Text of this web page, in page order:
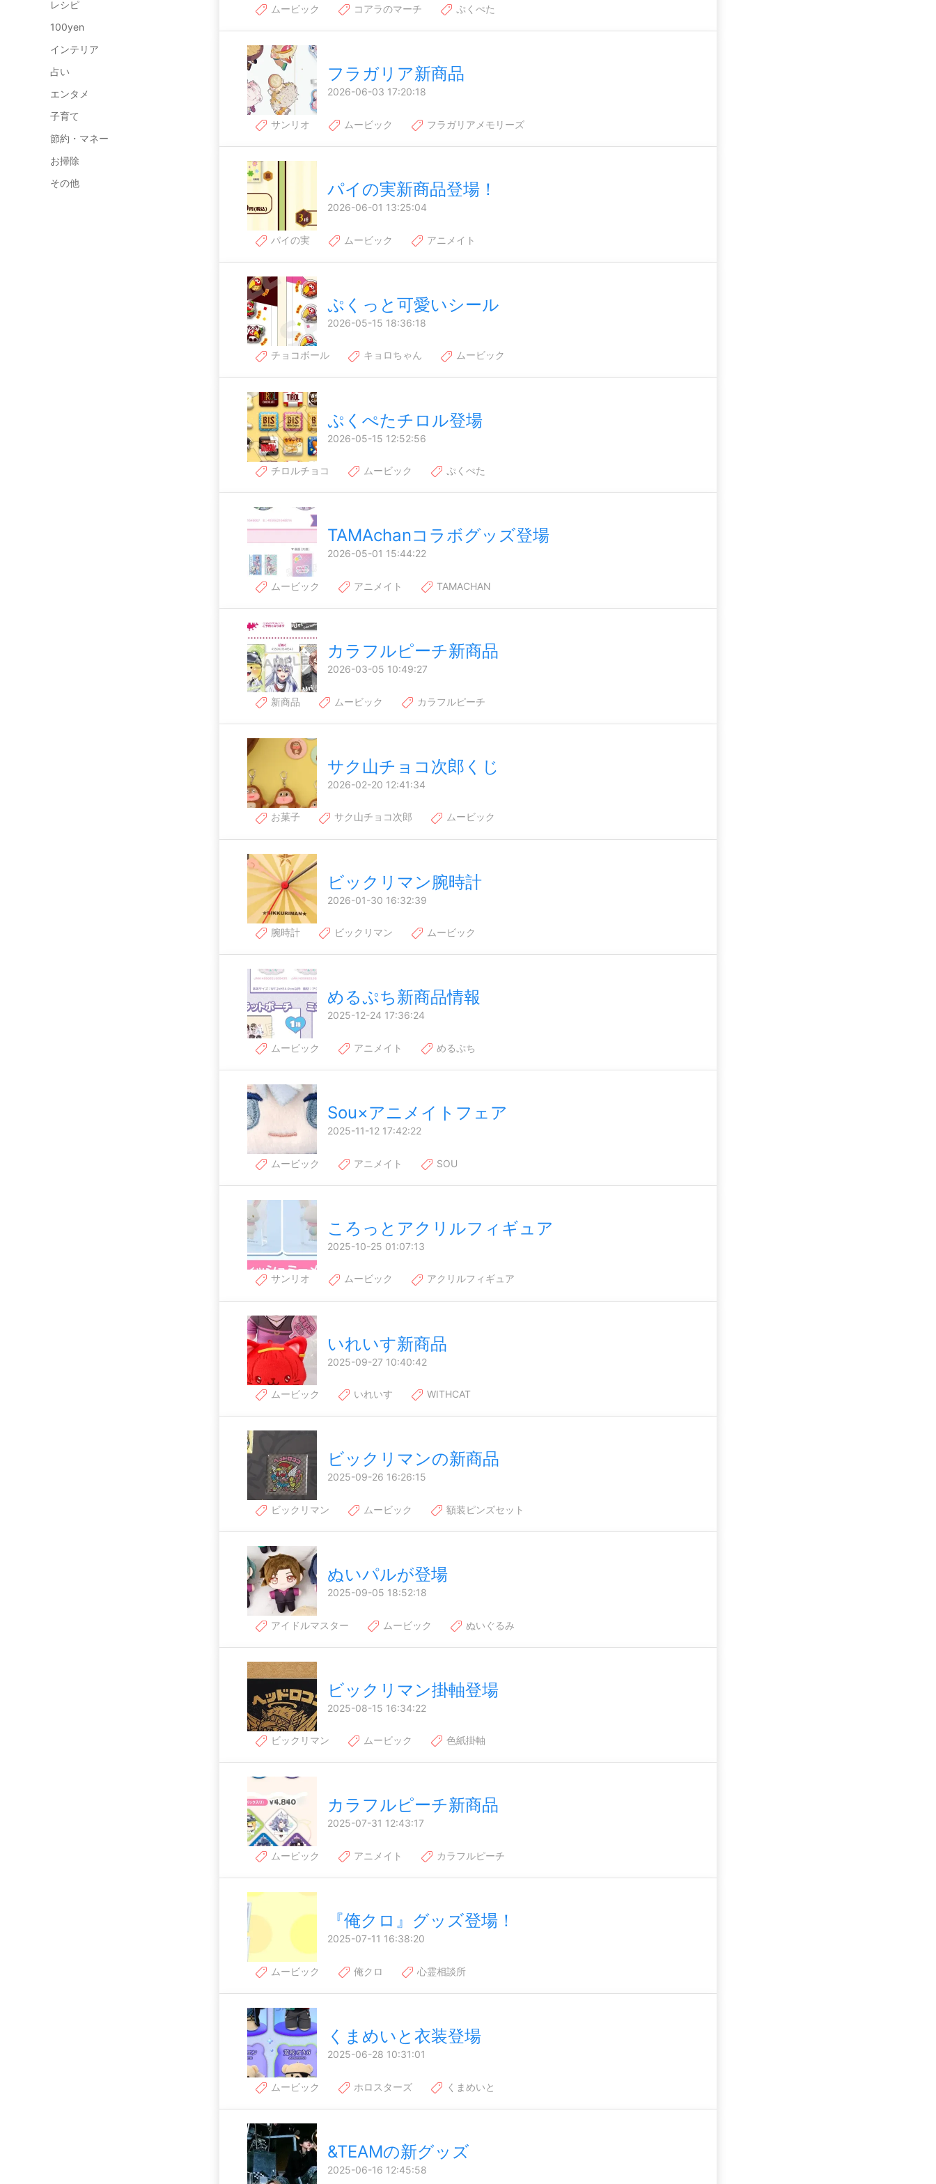
レシピ
100yen
インテリア
占い
エンタメ
子育て
節約・マネー
お掃除
その他
ムービック コアラのマーチ ぷくぺた
フラガリア新商品
2026-06-03 17:20:18
サンリオ ムービック フラガリアメモリーズ
パイの実新商品登場！
2026-06-01 13:25:04
パイの実 ムービック アニメイト
ぷくっと可愛いシール
2026-05-15 18:36:18
チョコボール キョロちゃん ムービック
ぷくぺたチロル登場
2026-05-15 12:52:56
チロルチョコ ムービック ぷくぺた
TAMAchanコラボグッズ登場
2026-05-01 15:44:22
ムービック アニメイト TAMACHAN
カラフルピーチ新商品
2026-03-05 10:49:27
新商品 ムービック カラフルピーチ
サク山チョコ次郎くじ
2026-02-20 12:41:34
お菓子 サク山チョコ次郎 ムービック
ビックリマン腕時計
2026-01-30 16:32:39
腕時計 ビックリマン ムービック
めるぷち新商品情報
2025-12-24 17:36:24
ムービック アニメイト めるぷち
Sou×アニメイトフェア
2025-11-12 17:42:22
ムービック アニメイト SOU
ころっとアクリルフィギュア
2025-10-25 01:07:13
サンリオ ムービック アクリルフィギュア
いれいす新商品
2025-09-27 10:40:42
ムービック いれいす WITHCAT
ビックリマンの新商品
2025-09-26 16:26:15
ビックリマン ムービック 額装ピンズセット
ぬいパルが登場
2025-09-05 18:52:18
アイドルマスター ムービック ぬいぐるみ
ビックリマン掛軸登場
2025-08-15 16:34:22
ビックリマン ムービック 色紙掛軸
カラフルピーチ新商品
2025-07-31 12:43:17
ムービック アニメイト カラフルピーチ
『俺クロ』グッズ登場！
2025-07-11 16:38:20
ムービック 俺クロ 心霊相談所
くまめいと衣装登場
2025-06-28 10:31:01
ムービック ホロスターズ くまめいと
&TEAMの新グッズ
2025-06-16 12:45:58